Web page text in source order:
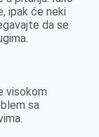
ipak će neki
da se
visokom
sa